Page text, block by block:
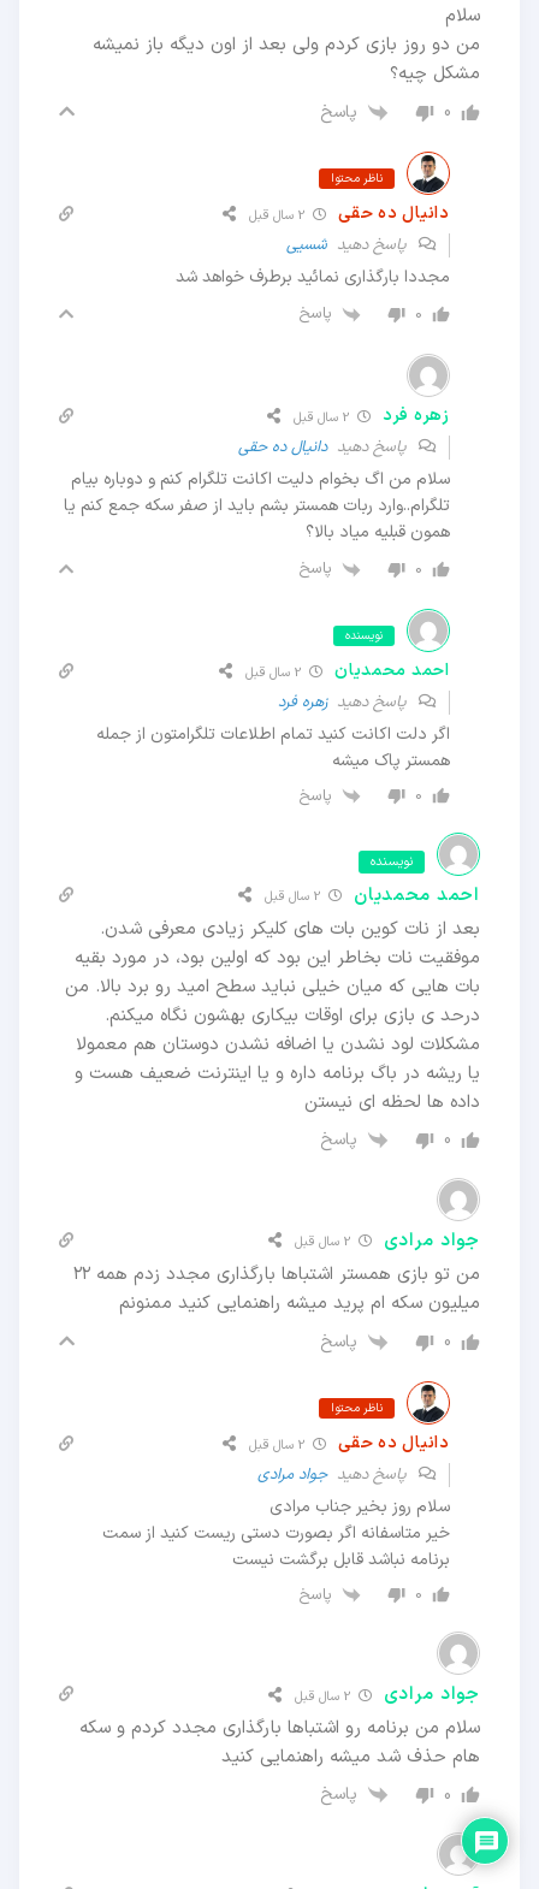
سلام
من دو روز بازی کردم ولی بعد از اون دیگه باز نمیشه
مشکل چیه؟
0 پاسخ
ناظر محتوا
دانیال ده حقی 2 سال قبل
پاسخ دهیدشسیی
مجددا بارگذاری نمائید برطرف خواهد شد
0 پاسخ
زهره فرد
پاسخ دهیددانیال ده حقی
سلام من اگ بخوام دلیت اکانت تلگرام کنم و دوباره بیام
تلگرام..وارد ربات همستر بشم باید از صفر سکه جمع کنم یا
همون قبلیه میاد بالا؟
0 پاسخ
نویسنده
احمد محمدیان
پاسخ دهیدزهره فرد
اگر دلت اکانت کنید تمام اطلاعات تلگرامتون از جمله
همستر پاک میشه
0 پاسخ
نویسنده
احمد محمدیان
بعد از نات کوین بات های کلیکر زیادی معرفی شدن.
موفقیت نات بخاطر این بود که اولین بود، در مورد بقیه
بات هایی که میان خیلی نباید سطح امید رو برد بالا. من
درحد ی بازی برای اوقات بیکاری بهشون نگاه میکنم.
مشکلات لود نشدن یا اضافه نشدن دوستان هم معمولا
یا ریشه در باگ برنامه داره و یا اینترنت ضعیف هست و
داده ها لحظه ای نیستن
0 پاسخ
جواد مرادی 2 سال قبل
من تو بازی همستر اشتباها بارگذاری مجدد زدم همه ۲۲
میلیون سکه ام پرید میشه راهنمایی کنید ممنونم
0 پاسخ
ناظر محتوا
دانیال ده حقی 2 سال قبل
پاسخ دهیدجواد مرادی
سلام روز بخیر جناب مرادی
خیر متاسفانه اگر بصورت دستی ریست کنید از سمت
برنامه نباشد قابل برگشت نیست
0 پاسخ
جواد مرادی 2 سال قبل
سلام من برنامه رو اشتباها بارگذاری مجدد کردم و سکه
هام حذف شد میشه راهنمایی کنید
0 پاسخ